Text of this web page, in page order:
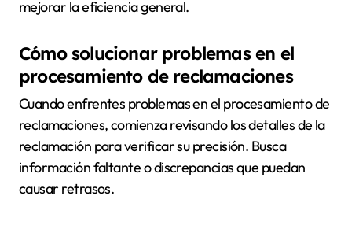
mejorar la eficiencia general.
Cómo solucionar problemas en el
procesamiento de reclamaciones
Cuando enfrentes problemas en el procesamiento de
reclamaciones, comienza revisando los detalles de la
reclamación para verificar su precisión. Busca
información faltante o discrepancias que puedan
causar retrasos.